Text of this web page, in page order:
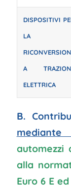
DISPOSITIVI
LA
A
ELETTRICA
B.
mediante
automezzi
alla
Euro 6 E